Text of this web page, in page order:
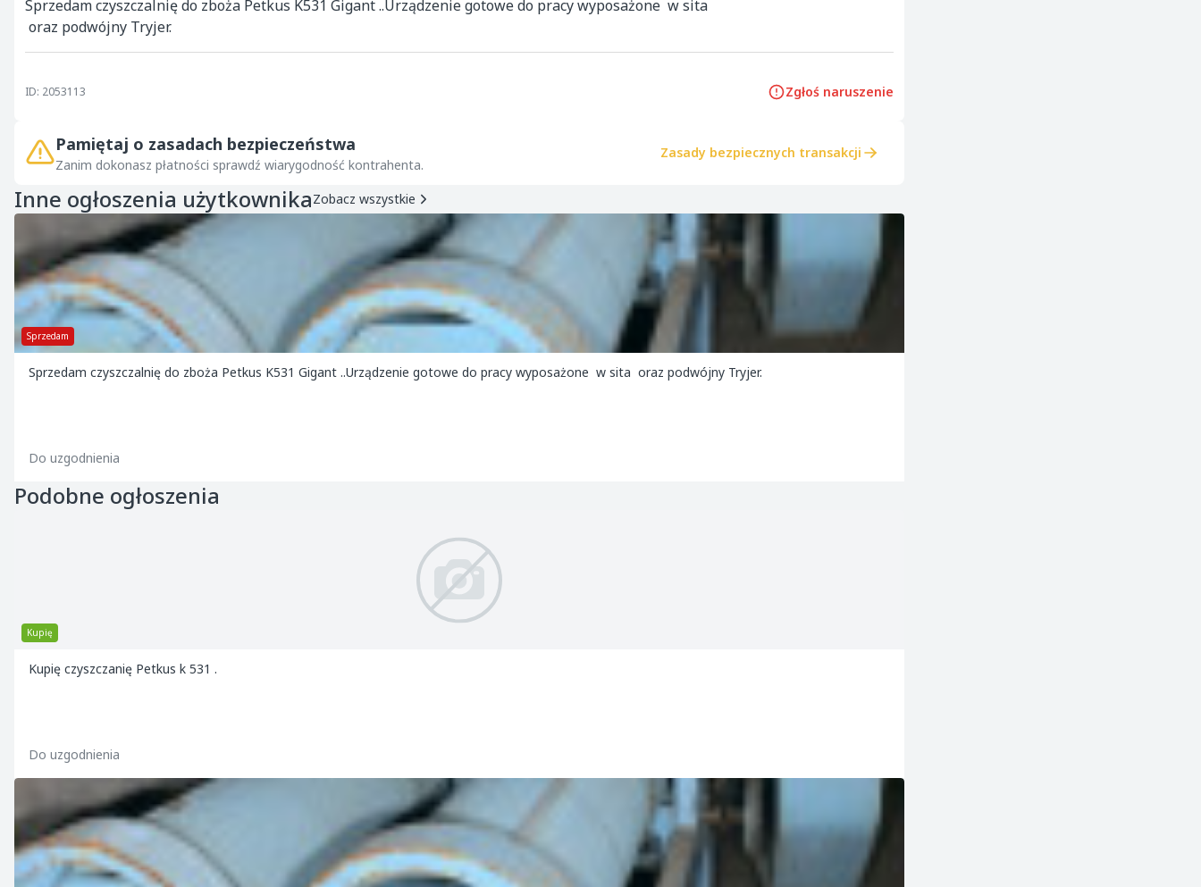
Sprzedam czyszczalnię do zboża Petkus K531 Gigant ..Urządzenie gotowe do pracy wyposażone  w sita
oraz podwójny Tryjer.
ID: 2053113 Zgłoś naruszenie
Pamiętaj o zasadach bezpieczeństwa
Zanim dokonasz płatności sprawdź wiarygodność kontrahenta.
Zasady bezpiecznych transakcji
Inne ogłoszenia użytkownikaZobacz wszystkie
Sprzedam
Sprzedam czyszczalnię do zboża Petkus K531 Gigant ..Urządzenie gotowe do pracy wyposażone w sita oraz podwójny Tryjer.
Do uzgodnienia
Podobne ogłoszenia
Kupię
Kupię czyszczanię Petkus k 531 .
Do uzgodnienia